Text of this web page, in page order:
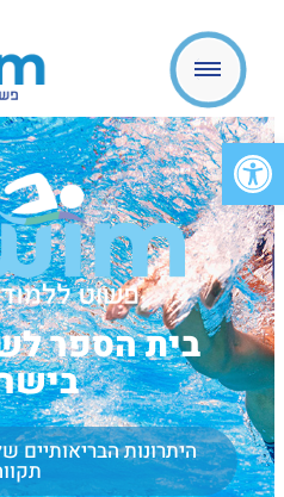
פתח סרגל נגישות
בית הספר
היתרונות הבריאותיים